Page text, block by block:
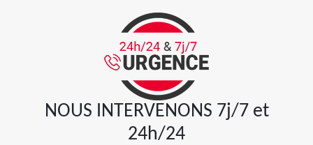
NOUS INTERVENONS 7j/7 et
24h/24